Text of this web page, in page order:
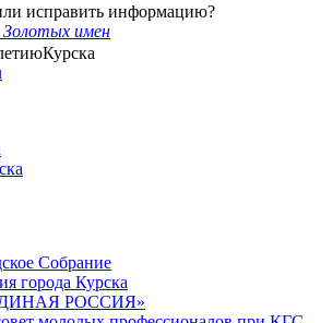
исправить информацию?
Золотых имен
Собрание
города Курска
РОССИЯ»